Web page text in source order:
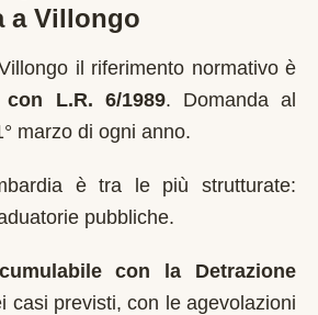
a Villongo
il riferimento normativo è
con L.R. 6/1989. Domanda al
marzo di ogni anno.
è tra le più strutturate:
pubbliche.
cumulabile con la Detrazione
casi previsti, con le agevolazioni